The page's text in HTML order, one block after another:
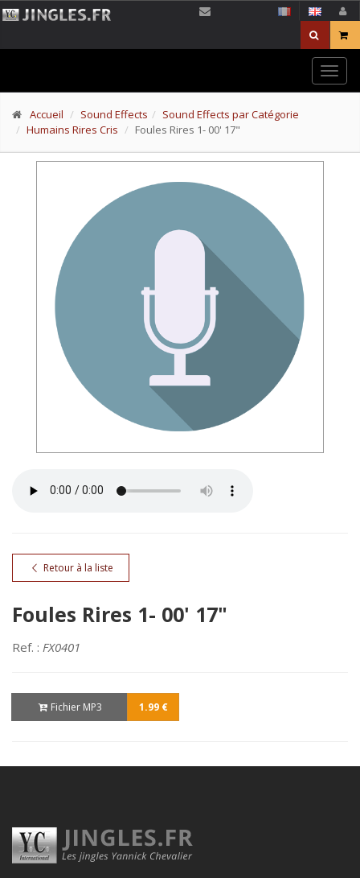
Accueil Sound Effects
Sound Effects par Catégorie
Humains Rires Cris
Foules Rires 1- 00' 17"
Retour à la liste
Foules Rires 1- 00' 17"
Ref. : FX0401
Fichier MP3 1.99 €